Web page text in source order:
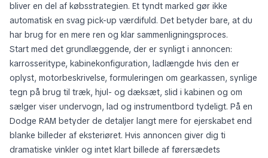
bliver en del af købsstrategien. Et tyndt marked gør ikke
automatisk en svag pick-up værdifuld. Det betyder bare, at du
har brug for en mere ren og klar sammenligningsproces.
Start med det grundlæggende, der er synligt i annoncen:
karrosseritype, kabinekonfiguration, ladlængde hvis den er
oplyst, motorbeskrivelse, formuleringen om gearkassen, synlige
tegn på brug til træk, hjul- og dæksæt, slid i kabinen og om
sælger viser undervogn, lad og instrumentbord tydeligt. På en
Dodge RAM betyder de detaljer langt mere for ejerskabet end
blanke billeder af eksteriøret. Hvis annoncen giver dig ti
dramatiske vinkler og intet klart billede af førersædets